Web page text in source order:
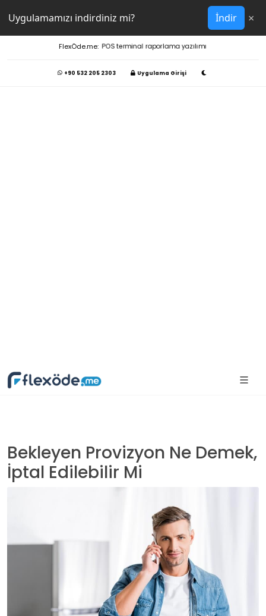
Uygulamamızı indirdiniz mi? İndir ×
FlexÖde.me: POS terminal raporlama yazılımı
+90 532 205 2303 Uygulama Girişi
Bekleyen Provizyon Ne Demek,
İptal Edilebilir Mi